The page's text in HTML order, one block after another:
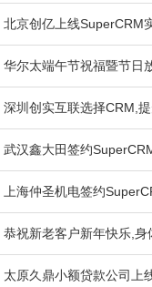
北京创亿上线SuperCRM
华尔太端午节祝福暨节日
深圳创实互联选择CRM,
武汉鑫大田签约
上海仲圣机电签约
恭祝新老客户新年快乐,
太原久鼎小额贷款公司上